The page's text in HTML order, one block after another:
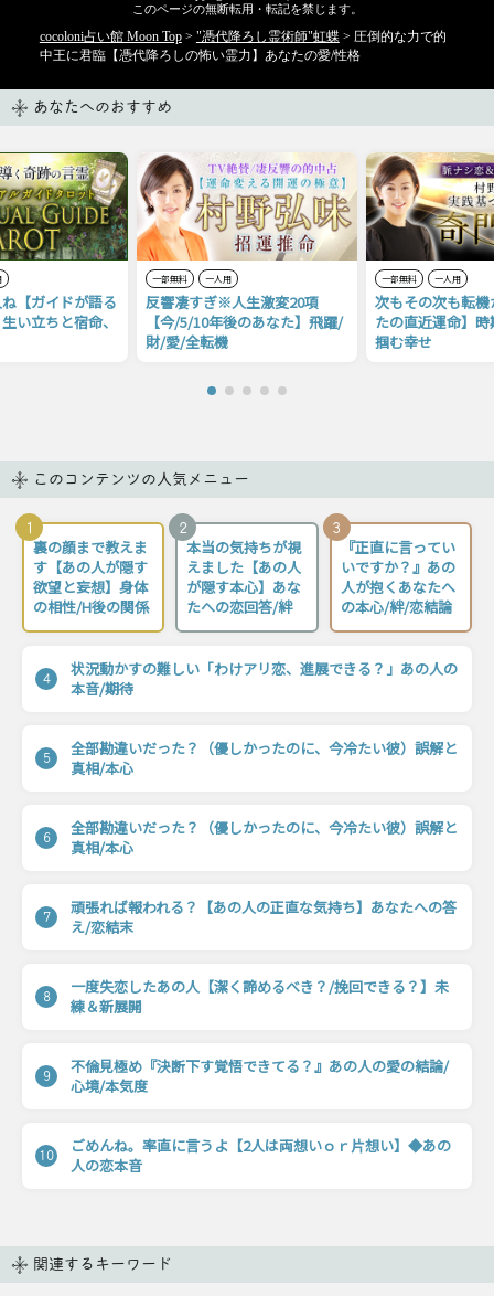
このページの無断転用・転記を禁じます。
cocoloni占い館 Moon Top> "憑代降ろし霊術師"虹蝶> 圧倒的な力で的
中王に君臨【憑代降ろしの怖い霊力】あなたの愛/性格
あなたへのおすすめ
【ガイドが語る
い立ちと宿命、
一部無料 一人用
反響凄すぎ※人生激変20項
【今/5/10年後のあなた】飛躍/
財/愛/全転機
一部無料 一人用
次もその次も転
たの直近運命】
掴む幸せ
このコンテンツの人気メニュー
1
裏の顔まで教えま
す【あの人が隠す
欲望と妄想】身体
の相性/H後の関係
2
本当の気持ちが視
えました【あの人
が隠す本心】あな
たへの恋回答/絆
3
『正直に言ってい
いですか？』あの
人が抱くあなたへ
の本心/絆/恋結論
4
状況動かすの難しい「わけアリ恋、進展できる？」あの人の
本音/期待
5
全部勘違いだった？（優しかったのに、今冷たい彼）誤解と
真相/本心
6
全部勘違いだった？（優しかったのに、今冷たい彼）誤解と
真相/本心
7
頑張れば報われる？【あの人の正直な気持ち】あなたへの答
え/恋結末
8
一度失恋したあの人【潔く諦めるべき？/挽回できる？】未
練＆新展開
9
不倫見極め『決断下す覚悟できてる？』あの人の愛の結論/
心境/本気度
10
ごめんね。率直に言うよ【2人は両想いｏｒ片想い】◆あの
人の恋本音
関連するキーワード